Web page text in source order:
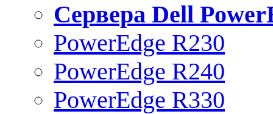
Сервера Dell
PowerEdge R230
PowerEdge R240
PowerEdge R330